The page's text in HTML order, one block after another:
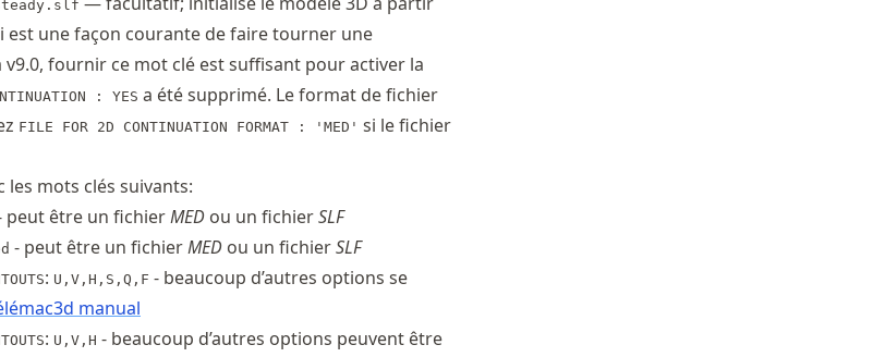
est une façon courante de faire tourner une
fournir ce mot clé est suffisant pour activer la
: YES a été supprimé. Le format de fichier
FILE FOR 2D CONTINUATION FORMAT : 'MED' si le fichier
les mots clés suivants:
peut être un fichierMED ou un fichierSLF
- peut être un fichierMED ou un fichierSLF
: U,V,H,S,Q,F - beaucoup d’autres options se
manual
: U,V,H - beaucoup d’autres options peuvent être